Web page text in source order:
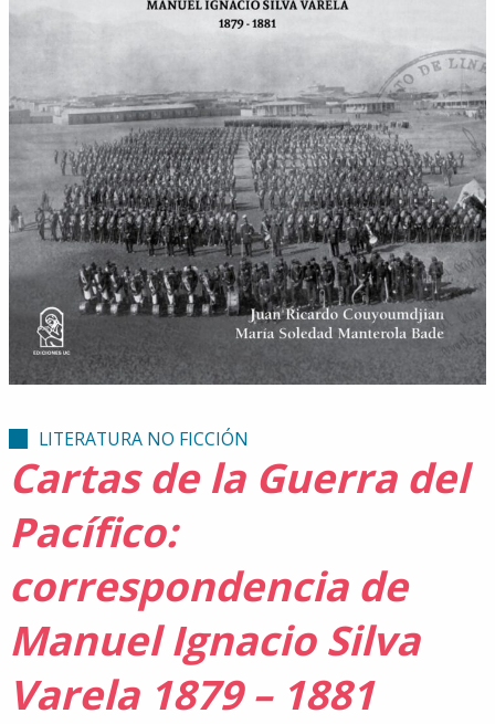
LITERATURA NO FICCIÓN
Cartas de la Guerra del
Pacífico:
correspondencia de
Manuel Ignacio Silva
Varela 1879 – 1881